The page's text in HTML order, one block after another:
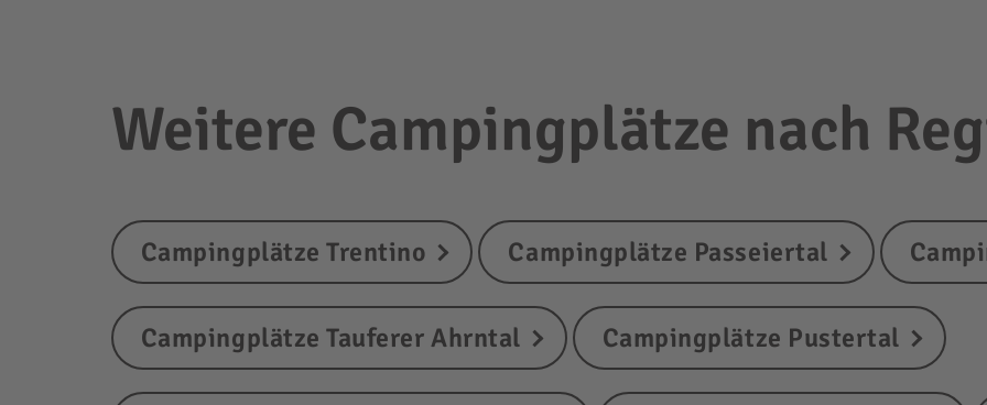
Weitere Campingplätze nach
Campingplätze Trentino Campingplätze Passeiertal
Campingplätze Tauferer Ahrntal Campingplätze Pustertal